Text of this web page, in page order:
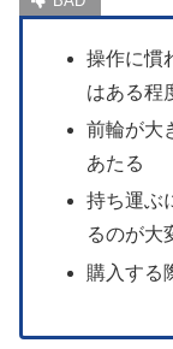
操作に慣
はある程
前輪が大
あたる
持ち運ぶ
るのが大
購入する